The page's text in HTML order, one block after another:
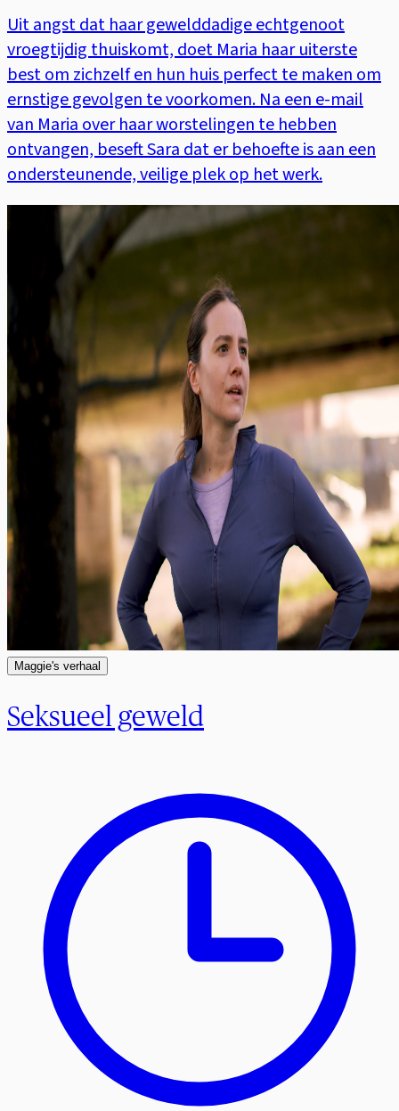
Uit angst dat haar gewelddadige echtgenoot
vroegtijdig thuiskomt, doet Maria haar uiterste
best om zichzelf en hun huis perfect te maken om
ernstige gevolgen te voorkomen. Na een e-mail
van Maria over haar worstelingen te hebben
ontvangen, beseft Sara dat er behoefte is aan een
ondersteunende, veilige plek op het werk.
Maggie's verhaal
Seksueel geweld